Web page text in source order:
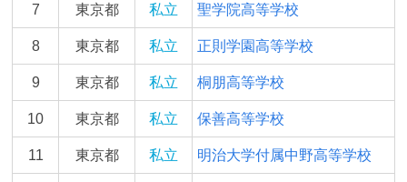
7 東京都 私立 聖学院高等学校
8 東京都 私立 正則学園高等学校
9 東京都 私立 桐朋高等学校
10 東京都 私立 保善高等学校
11 東京都 私立 明治大学付属中野高等学校